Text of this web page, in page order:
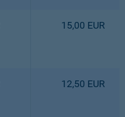
15,00 EUR
12,50 EUR